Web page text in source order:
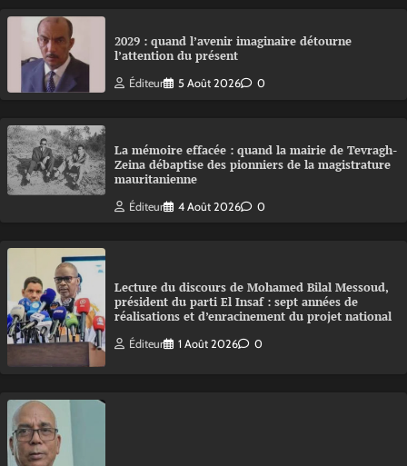
2029 : quand l’avenir imaginaire détourne
l’attention du présent
Éditeur 5 Août 2026 0
La mémoire effacée : quand la mairie de Tevragh-
Zeina débaptise des pionniers de la magistrature
mauritanienne
Éditeur 4 Août 2026 0
Lecture du discours de Mohamed Bilal Messoud,
président du parti El Insaf : sept années de
réalisations et d’enracinement du projet national
Éditeur 1 Août 2026 0